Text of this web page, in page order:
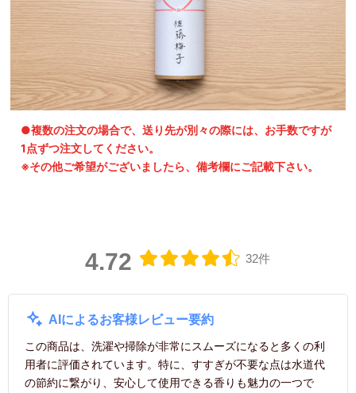
●複数の注文の場合で、送り先が別々の際には、お手数ですが
1点ずつ注文してください。
※その他ご希望がございましたら、備考欄にご記載下さい。
4.72 32件
AIによるお客様レビュー要約
この商品は、洗濯や掃除が非常にスムーズになると多くの利
用者に評価されています。特に、すすぎが不要な点は水道代
の節約に繋がり、安心して使用できる香りも魅力の一つで